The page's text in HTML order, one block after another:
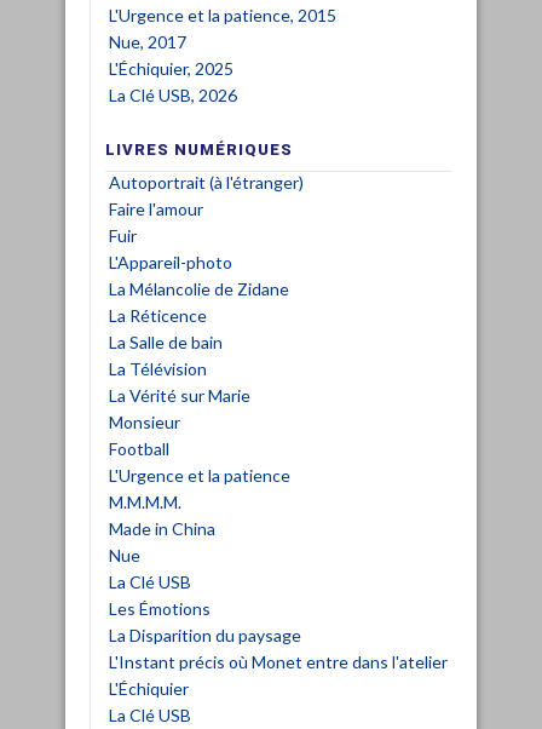
L'Urgence et la patience, 2015
Nue, 2017
L'Échiquier, 2025
La Clé USB, 2026
LIVRES NUMÉRIQUES
Autoportrait (à l'étranger)
Faire l'amour
Fuir
L'Appareil-photo
La Mélancolie de Zidane
La Réticence
La Salle de bain
La Télévision
La Vérité sur Marie
Monsieur
Football
L'Urgence et la patience
M.M.M.M.
Made in China
Nue
La Clé USB
Les Émotions
La Disparition du paysage
L'Instant précis où Monet entre dans l'atelier
L'Échiquier
La Clé USB